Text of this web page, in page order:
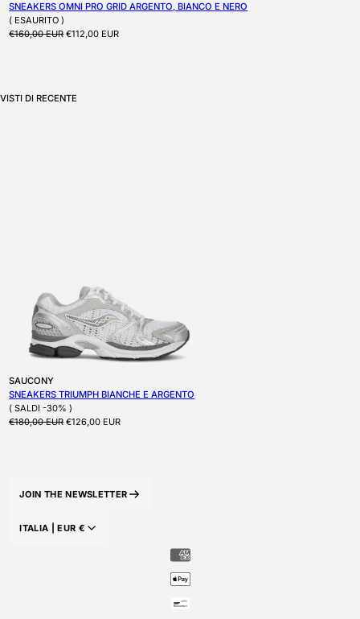
SNEAKERS OMNI PRO GRID ARGENTO, BIANCO E NERO
( ESAURITO )
Prezzo di listino
€160,00 EUR Prezzo scontato
€112,00 EUR
VISTI DI RECENTE
Produttore:
SAUCONY
SNEAKERS TRIUMPH BIANCHE E ARGENTO
( SALDI -30% )
Prezzo di listino
€180,00 EUR Prezzo scontato
€126,00 EUR
JOIN THE NEWSLETTER
PAESE/AREA GEOGRAFICA:
ITALIA |EUR €